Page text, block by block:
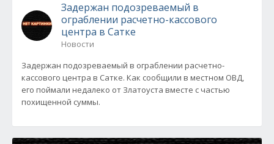
Задержан подозреваемый в
ограблении расчетно-кассового
центра в Сатке
Новости
Задержан подозреваемый в ограблении расчетно-
кассового центра в Сатке. Как сообщили в местном ОВД,
его поймали недалеко от Златоуста вместе с частью
похищенной суммы.